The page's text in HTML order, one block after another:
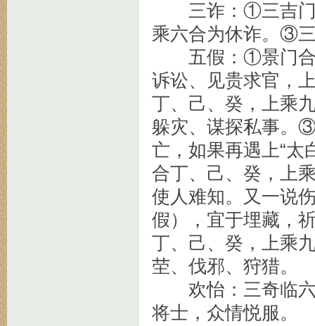
三诈：①三吉门
乘六合为休诈。③
五假：①景门合
诉讼、见贵求官，
丁、己、癸，上乘
躲灾、谋探私事。
亡，如果再遇上“
合丁、己、癸，上
使人难知。又一说
假），宜于埋藏，
丁、己、癸，上乘
茔、伐邪、狩猎。
欢怡：三奇临六
将士，众情悦服。